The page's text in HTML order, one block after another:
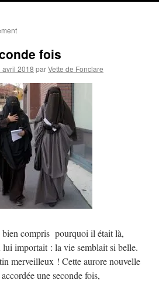
fois
avril 2018 parVette de Fonclare
bien compris pourquoi il était là,
lui importait : la vie semblait si belle.
merveilleux ! Cette aurore nouvelle
une seconde fois,